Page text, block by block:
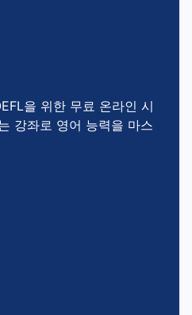
을 위한 무료 온라인 시
강좌로 영어 능력을 마스